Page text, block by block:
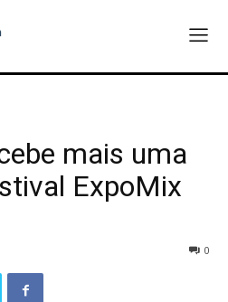
mais uma
ExpoMix
0